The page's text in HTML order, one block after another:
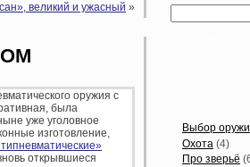
великий и ужасный »
оружия с
была
уже уголовное
изготовление,
открывшиеся
Выбор
Охота (4)
Про зверьё